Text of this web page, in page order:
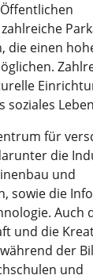
die einen
soziales
für
die
und
sowie die
Auch
und die
der
und